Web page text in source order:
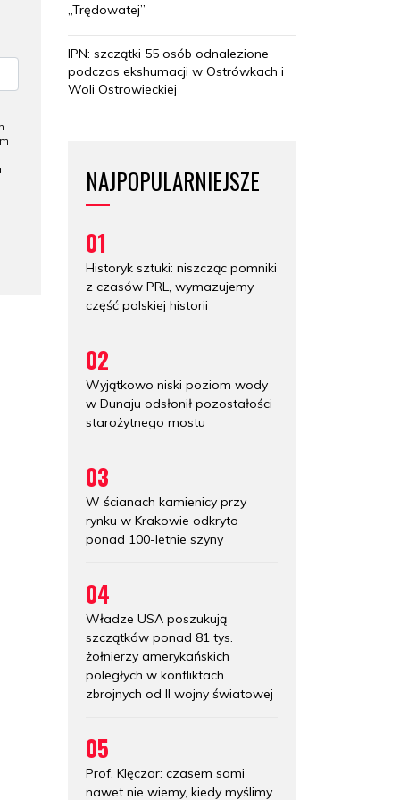
„Trędowatej”
IPN: szczątki 55 osób odnalezione
podczas ekshumacji w Ostrówkach i
Woli Ostrowieckiej
NAJPOPULARNIEJSZE
01
Historyk sztuki: niszcząc pomniki
z czasów PRL, wymazujemy
część polskiej historii
02
Wyjątkowo niski poziom wody
w Dunaju odsłonił pozostałości
starożytnego mostu
03
W ścianach kamienicy przy
rynku w Krakowie odkryto
ponad 100-letnie szyny
04
Władze USA poszukują
szczątków ponad 81 tys.
żołnierzy amerykańskich
poległych w konfliktach
zbrojnych od II wojny światowej
05
Prof. Klęczar: czasem sami
nawet nie wiemy, kiedy myślimy